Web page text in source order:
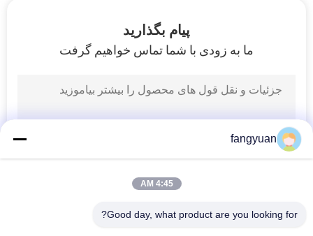
پیام بگذارید
ما به زودی با شما تماس خواهیم گرفت
fangyuan
4:45 AM
Good day, what product are you looking for?